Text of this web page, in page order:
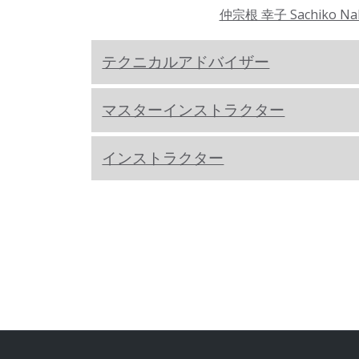
仲宗根 幸子 Sachiko
テクニカルアドバイザー
マスターインストラクター
インストラクター